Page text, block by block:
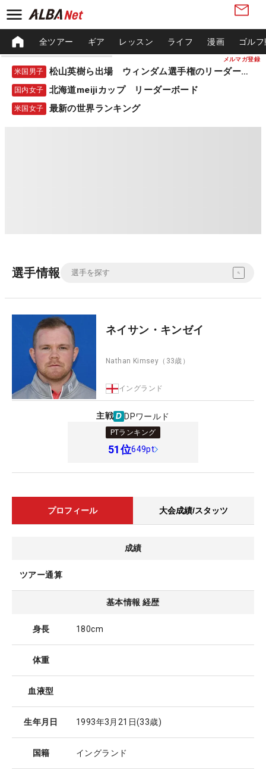
メルマガ登録
全ツアー ギア レッスン ライフ 漫画 ゴル
米国男子 松山英樹ら出場 ウィンダム選手権のリーダーボード
国内女子 北海道meijiカップ リーダーボード
米国女子 最新の世界ランキング
選手情報
ネイサン・キンゼイ
Nathan Kimsey （33歳）
イングランド
主戦 DPワールド
PTランキング
51位649pt
プロフィール 大会成績/スタッツ
成績
ツアー通算
基本情報 経歴
身長 180cm
体重
血液型
生年月日 1993年3月21日(33歳)
国籍 イングランド